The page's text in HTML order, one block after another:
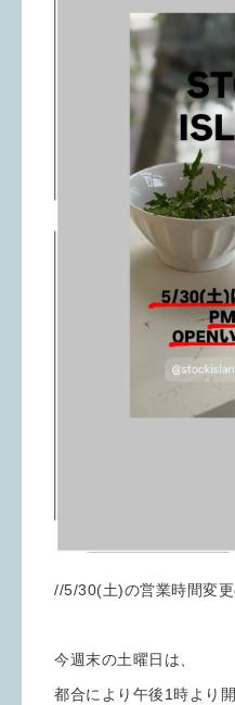
//5/30(土)の営業時間変
今週末の土曜日は、
都合により午後1時より